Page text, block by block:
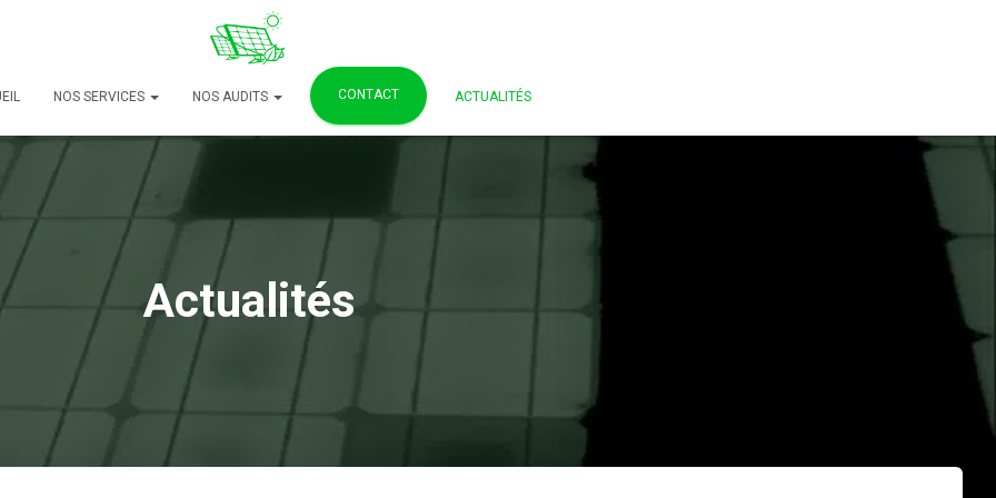
NOS SERVICES NOS AUDITS CONTACT ACTUALITÉS
Actualités